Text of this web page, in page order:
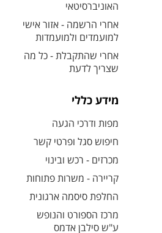
האוניברסיטאי
אחרי הרשמה - אזור אישי
למועמדים ולמועמדות
אחרי שהתקבלת - כל מה
שצריך לדעת
מידע כללי
מפות ודרכי הגעה
חיפוש סגל ופרטי קשר
מכרזים - רכש ובינוי
קריירה - משרות פתוחות
החלפת סיסמה ארגונית
מרכז הספורט והנופש
ע"ש סילבן אדמס